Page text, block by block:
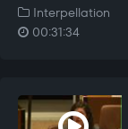
Interpellation
00:31:34